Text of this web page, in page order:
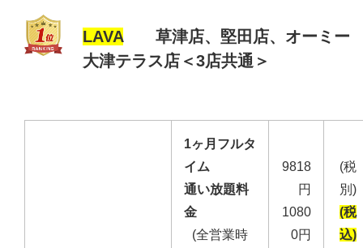
LAVA草津店、堅田店、オーミー
大津テラス店＜3店共通＞
1ヶ月フルタ
イム
通い放題料
金
(全営業時
9818
円
1080
0円
(税
別)
(税
込)